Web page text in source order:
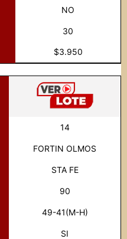
NO
30
$3.950
14
FORTIN OLMOS
STA FE
90
49-41(M-H)
SI